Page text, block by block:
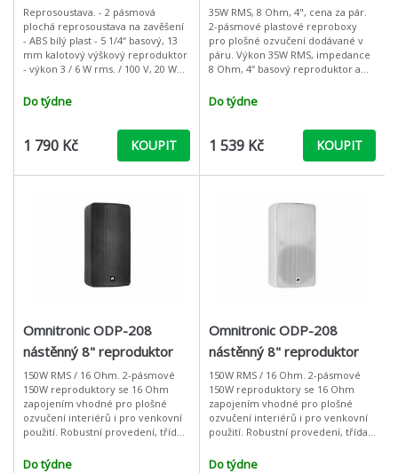
Reprosoustava. - 2 pásmová
plochá reprosoustava na zavěšení
- ABS bílý plast - 5 1/4“ basový, 13
mm kalotový výškový reproduktor
- výkon 3 / 6 W rms. / 100 V, 20 W
W,1 m - frekvenč
Do týdne
1 790 Kč KOUPIT
cena/pár
35W RMS, 8 Ohm, 4", cena za pár.
2-pásmové plastové reproboxy
pro plošné ozvučení dodávané v
páru. Výkon 35W RMS, impedance
8 Ohm, 4“ basový reproduktor a
vybaveny praktickými
šroubovacími kone
Do týdne
1 539 Kč KOUPIT
Omnitronic ODP-208
nástěnný 8" reproduktor
150W, 16 Ohm, IP54,
černý
150W RMS / 16 Ohm. 2-pásmové
150W reproduktory se 16 Ohm
zapojením vhodné pro plošné
ozvučení interiérů i pro venkovní
použití. Robustní provedení, třída
držák. Ideální reproboxy pro oz
Do týdne
Omnitronic ODP-208
nástěnný 8" reproduktor
150W, 16 Ohm, IP54, bílý
150W RMS / 16 Ohm. 2-pásmové
150W reproduktory se 16 Ohm
zapojením vhodné pro plošné
ozvučení interiérů i pro venkovní
použití. Robustní provedení, třída
držák. Ideální reproboxy pro oz
Do týdne